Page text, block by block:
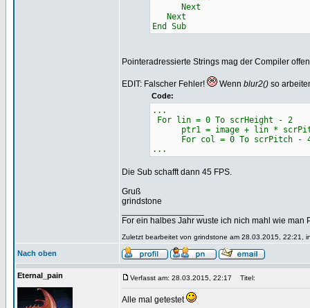
Next
Next
End Sub
Pointeradressierte Strings mag der Compiler
EDIT: Falscher Fehler! Wenn blur2() so
Code:
...
For lin = 0 To scrHeight - 2
ptr1 = image + lin *
For col = 0 To scrPitch - 4
...
Die Sub schafft dann 45 FPS.
Gruß
grindstone
For ein halbes Jahr wuste ich nich mahl wie man
Zuletzt bearbeitet von grindstone am 28.03.2015, 22:21,
Nach oben
Eternal_pain Verfasst am: 28.03.2015, 22:17 Titel:
Alle mal getestet